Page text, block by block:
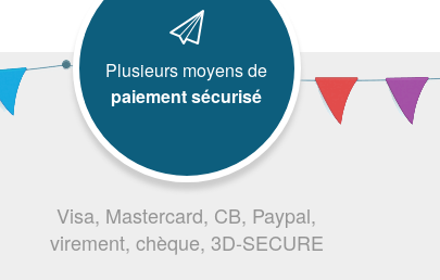
Plusieurs moyens de
paiement sécurisé
Visa, Mastercard, CB, Paypal,
virement, chèque, 3D-SECURE